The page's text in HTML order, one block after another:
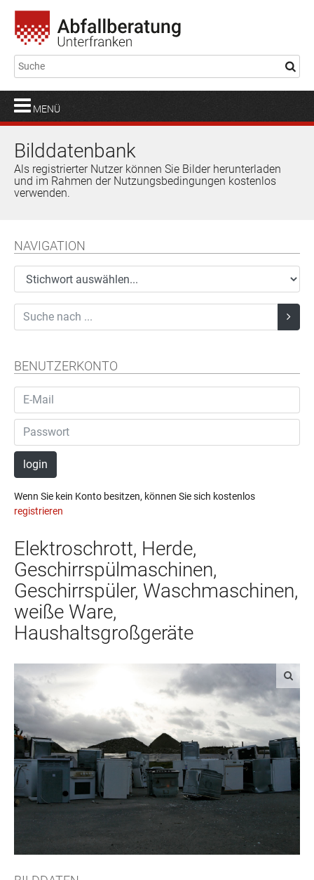
MENÜ
Bilddatenbank
Als registrierter Nutzer können Sie Bilder herunterladen
und im Rahmen der Nutzungsbedingungen kostenlos
verwenden.
NAVIGATION
BENUTZERKONTO
login
Wenn Sie kein Konto besitzen, können Sie sich kostenlos
registrieren
Elektroschrott, Herde,
Geschirrspülmaschinen,
Geschirrspüler, Waschmaschinen,
weiße Ware,
Haushaltsgroßgeräte